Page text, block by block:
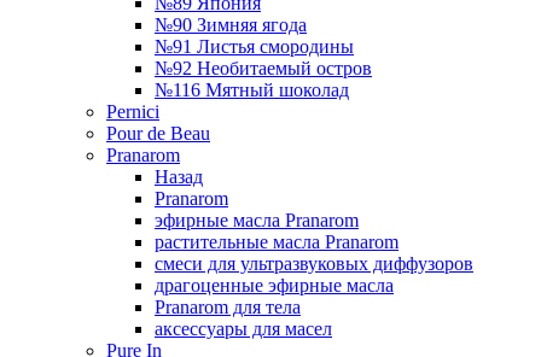
№90 Зимняя ягода
№91 Листья смородины
№92 Необитаемый остров
№116 Мятный шоколад
Pernici
Pour de Beau
Pranarom
Назад
Pranarom
эфирные масла Pranarom
растительные масла Pranarom
смеси для ультразвуковых диффузоров
драгоценные эфирные масла
Pranarom для тела
аксессуары для масел
Pure In